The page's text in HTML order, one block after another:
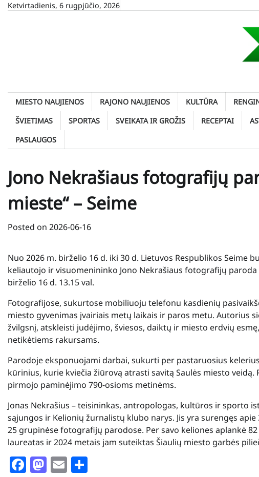
SkipKetvirtadienis, 6 rugpjūčio, 2026
MIESTO NAUJIENOS RAJONO NAUJIENOS KULTŪRA
ŠVIETIMAS
SPORTAS SVEIKATA IR GROŽIS RECEPTAI
PASLAUGOS
Jono Nekrašiaus fotografijų
mieste“ – Seime
Posted on 2026-06-16
Nuo 2026 m. birželio 16 d. iki 30 d. Lietuvos Respublikos
keliautojo ir visuomenininko Jono Nekrašiaus fotografijų
birželio 16 d. 13.15 val.
Fotografijose, sukurtose mobiliuoju telefonu kasdienių
miesto gyvenimas įvairiais metų laikais ir paros metu. Autorius
žvilgsnį, atskleisti judėjimo, šviesos, daiktų ir miesto erdvių
netikėtiems rakursams.
Parodoje eksponuojami darbai, sukurti per pastaruosius
kūrinius, kurie kviečia žiūrovą atrasti savitą Saulės miesto
pirmojo paminėjimo 790-osioms metinėms.
Jonas Nekrašius – teisininkas, antropologas, kultūros ir sporto
sąjungos ir Kelionių žurnalistų klubo narys. Jis yra surengęs
25 grupinėse fotografijų parodose. Per savo keliones aplankė
laureatas ir 2024 metais jam suteiktas Šiaulių miesto garbės
Facebook
Mastodon
Email